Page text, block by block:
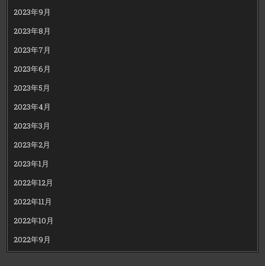
2023年9月
2023年8月
2023年7月
2023年6月
2023年5月
2023年4月
2023年3月
2023年2月
2023年1月
2022年12月
2022年11月
2022年10月
2022年9月